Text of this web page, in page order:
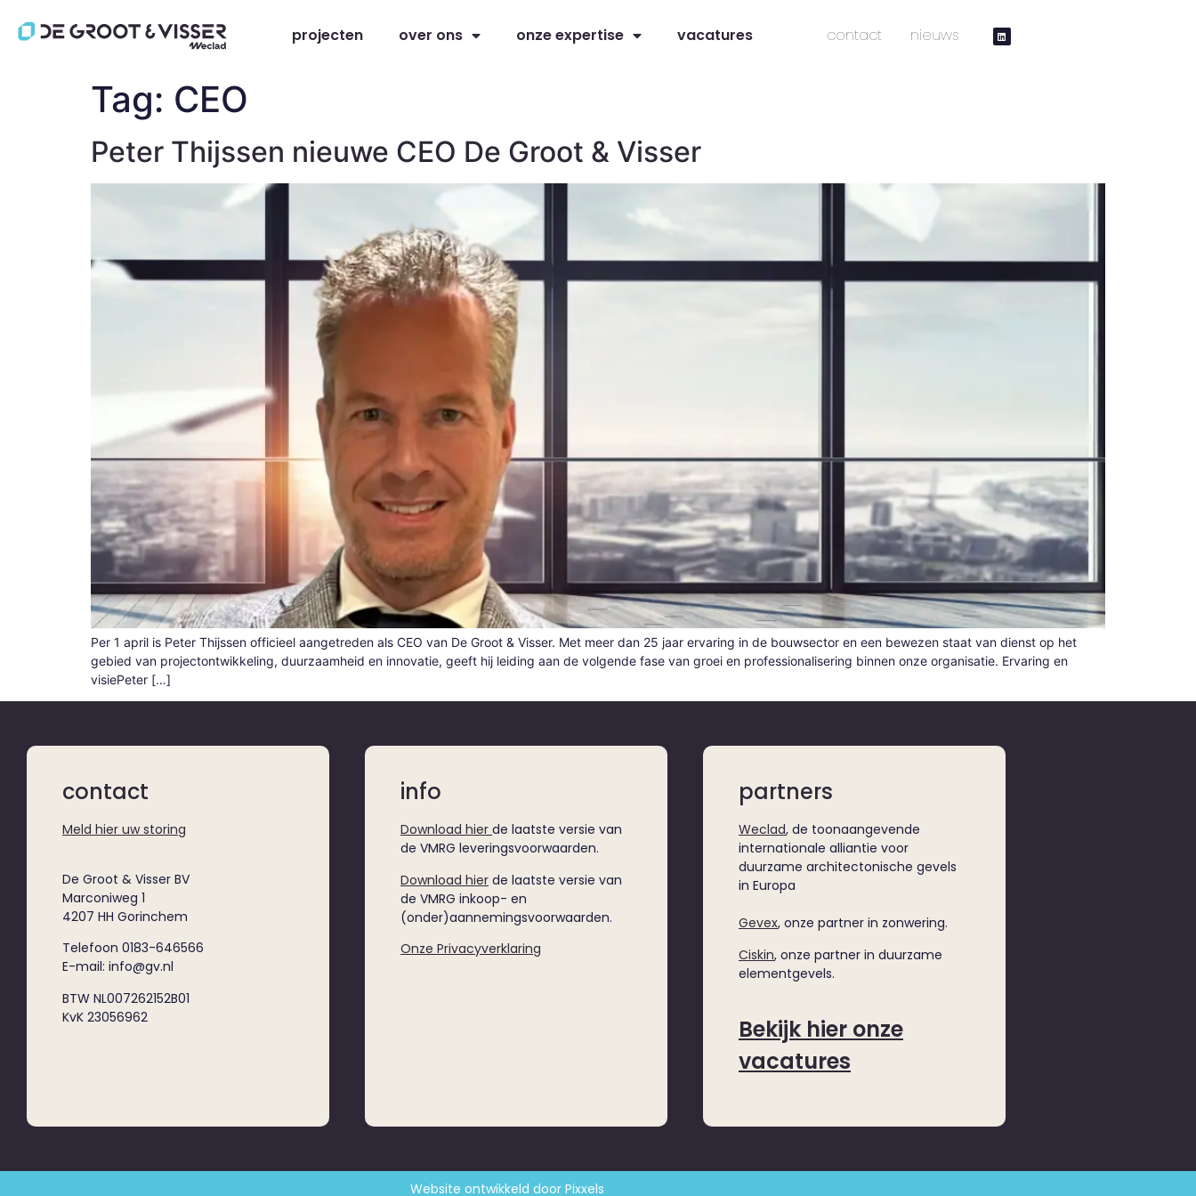
projecten over ons onze expertise vacatures contact nieuws
Tag: CEO
Peter Thijssen nieuwe CEO De Groot & Visser
Per 1 april is Peter Thijssen officieel aangetreden als CEO van De Groot & Visser. Met meer dan 25 jaar ervaring in de bouwsector en een bewezen staat van dienst op het
gebied van projectontwikkeling, duurzaamheid en innovatie, geeft hij leiding aan de volgende fase van groei en professionalisering binnen onze organisatie. Ervaring en
visiePeter […]
contact
Meld hier uw storing
De Groot & Visser BV
Marconiweg 1
4207 HH Gorinchem
Telefoon 0183-646566
E-mail: info@gv.nl
BTW NL007262152B01
KvK 23056962
info
Download hier de laatste versie van
de VMRG leveringsvoorwaarden.
Download hierde laatste versie van
de VMRG inkoop- en
(onder)aannemingsvoorwaarden.
Onze Privacyverklaring
partners
Weclad, de toonaangevende
internationale alliantie voor
duurzame architectonische gevels
in Europa
Gevex, onze partner in zonwering.
Ciskin, onze partner in duurzame
elementgevels.
Bekijk hier onze
vacatures
Website ontwikkeld door Pixxels